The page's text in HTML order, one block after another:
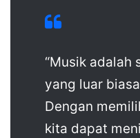
“Musik adalah
yang luar
Dengan
kita dapat